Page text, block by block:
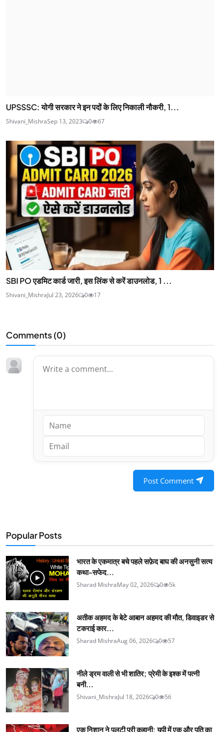
UPSSSC: योगी सरकार ने इन पदों के लिए निकाली नौकरी, 1...
Shivani_MishraSep 13, 2023 0 67
SBI PO एडमिट कार्ड जारी, इस लिंक से करें डाउनलोड, 1 ...
Shivani_MishraJul 23, 2026 0 17
Comments (0)
Post Comment
Popular Posts
भारत के एकमात्र बचे पहले सफ़ेद बाघ की अनसुनी सत्य
कथा-सफेद...
Sharad MishraMay 02, 2026 0 5k
अतीक अहमद के बेटे आबान अहमद की मौत, डिवाइडर से
टकराई कार...
Sharad MishraAug 06, 2026 0 57
नीले ड्रम वाली से भी शातिर; प्रेमी के इश्‍क में पत्नी
बनी...
Shivani_MishraJul 18, 2026 0 56
एक निशान ने पलटी पूरी कहानी; यूपी में एक और पति का